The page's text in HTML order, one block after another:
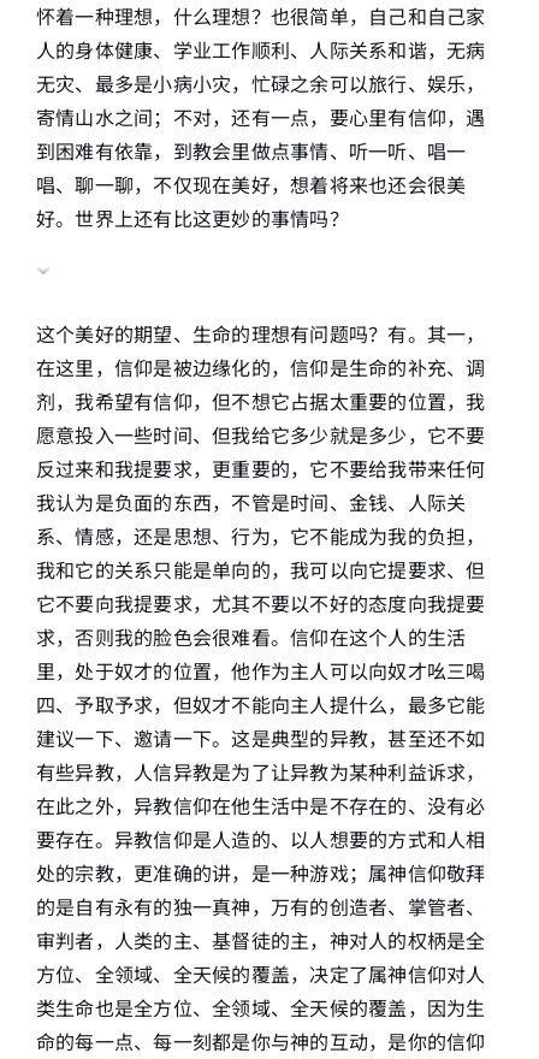
怀着一种理想，什么理想？也很简单，自己和自己家
人的身体健康、学业工作顺利、人际关系和谐，无病
无灾、最多是小病小灾，忙碌之余可以旅行、娱乐，
寄情山水之间；不对，还有一点，要心里有信仰，遇
到困难有依靠，到教会里做点事情、听一听、唱一
唱、聊一聊，不仅现在美好，想着将来也还会很美
好。世界上还有比这更妙的事情吗？
这个美好的期望、生命的理想有问题吗？有。其一，
在这里，信仰是被边缘化的，信仰是生命的补充、调
剂，我希望有信仰，但不想它占据太重要的位置，我
愿意投入一些时间、但我给它多少就是多少，它不要
反过来和我提要求，更重要的，它不要给我带来任何
我认为是负面的东西，不管是时间、金钱、人际关
系、情感，还是思想、行为，它不能成为我的负担，
我和它的关系只能是单向的，我可以向它提要求、但
它不要向我提要求，尤其不要以不好的态度向我提要
求，否则我的脸色会很难看。信仰在这个人的生活
里，处于奴才的位置，他作为主人可以向奴才吆三喝
四、予取予求，但奴才不能向主人提什么，最多它能
建议一下、邀请一下。这是典型的异教，甚至还不如
有些异教，人信异教是为了让异教为某种利益诉求，
在此之外，异教信仰在他生活中是不存在的、没有必
要存在。异教信仰是人造的、以人想要的方式和人相
处的宗教，更准确的讲，是一种游戏；属神信仰敬拜
的是自有永有的独一真神，万有的创造者、掌管者、
审判者，人类的主、基督徒的主，神对人的权柄是全
方位、全领域、全天候的覆盖，决定了属神信仰对人
类生命也是全方位、全领域、全天候的覆盖，因为生
命的每一点、每一刻都是你与神的互动，是你的信仰